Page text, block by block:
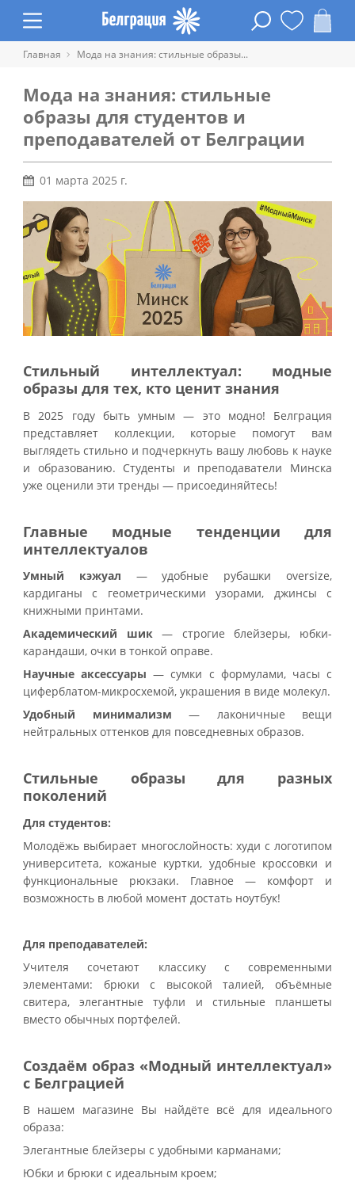
Главная Мода на знания: стильные образы...
Мода на знания: стильные
образы для студентов и
преподавателей от Белграции
01 марта 2025 г.
Стильный интеллектуал: модные
образы для тех, кто ценит знания
В 2025 году быть умным — это модно! Белграция
представляет коллекции, которые помогут вам
выглядеть стильно и подчеркнуть вашу любовь к науке
и образованию. Студенты и преподаватели Минска
уже оценили эти тренды — присоединяйтесь!
Главные модные тенденции для
интеллектуалов
Умный кэжуал — удобные рубашки oversize,
кардиганы с геометрическими узорами, джинсы с
книжными принтами.
Академический шик— строгие блейзеры, юбки-
карандаши, очки в тонкой оправе.
Научные аксессуары — сумки с формулами, часы с
циферблатом-микросхемой, украшения в виде молекул.
Удобный минимализм — лаконичные вещи
нейтральных оттенков для повседневных образов.
Стильные образы для разных
поколений
Для студентов:
Молодёжь выбирает многослойность: худи с логотипом
университета, кожаные куртки, удобные кроссовки и
функциональные рюкзаки. Главное — комфорт и
возможность в любой момент достать ноутбук!
Для преподавателей:
Учителя сочетают классику с современными
элементами: брюки с высокой талией, объёмные
свитера, элегантные туфли и стильные планшеты
вместо обычных портфелей.
Создаём образ «Модный интеллектуал»
с Белграцией
В нашем магазине Вы найдёте всё для идеального
образа:
Элегантные блейзеры с удобными карманами;
Юбки и брюки с идеальным кроем;